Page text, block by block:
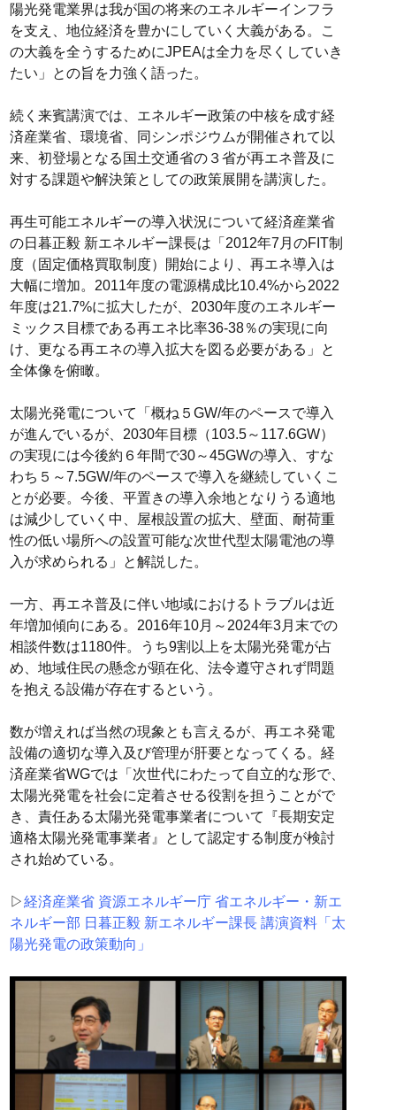
陽光発電業界は我が国の将来のエネルギーインフラ
を支え、地位経済を豊かにしていく大義がある。こ
の大義を全うするためにJPEAは全力を尽くしていき
たい」との旨を力強く語った。
続く来賓講演では、エネルギー政策の中核を成す経
済産業省、環境省、同シンポジウムが開催されて以
来、初登場となる国土交通省の３省が再エネ普及に
対する課題や解決策としての政策展開を講演した。
再生可能エネルギーの導入状況について経済産業省
の日暮正毅 新エネルギー課長は「2012年7月のFIT制
度（固定価格買取制度）開始により、再エネ導入は
大幅に増加。2011年度の電源構成比10.4%から2022
年度は21.7%に拡大したが、2030年度のエネルギー
ミックス目標である再エネ比率36-38％の実現に向
け、更なる再エネの導入拡大を図る必要がある」と
全体像を俯瞰。
太陽光発電について「概ね５GW/年のペースで導入
が進んでいるが、2030年目標（103.5～117.6GW）
の実現には今後約６年間で30～45GWの導入、すな
わち５～7.5GW/年のペースで導入を継続していくこ
とが必要。今後、平置きの導入余地となりうる適地
は減少していく中、屋根設置の拡大、壁面、耐荷重
性の低い場所への設置可能な次世代型太陽電池の導
入が求められる」と解説した。
一方、再エネ普及に伴い地域におけるトラブルは近
年増加傾向にある。2016年10月～2024年3月末での
相談件数は1180件。うち9割以上を太陽光発電が占
め、地域住民の懸念が顕在化、法令遵守されず問題
を抱える設備が存在するという。
数が増えれば当然の現象とも言えるが、再エネ発電
設備の適切な導入及び管理が肝要となってくる。経
済産業省WGでは「次世代にわたって自立的な形で、
太陽光発電を社会に定着させる役割を担うことがで
き、責任ある太陽光発電事業者について『長期安定
適格太陽光発電事業者』として認定する制度が検討
され始めている。
▷経済産業省 資源エネルギー庁 省エネルギー・新エ
ネルギー部 日暮正毅 新エネルギー課長 講演資料「太
陽光発電の政策動向」